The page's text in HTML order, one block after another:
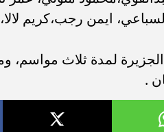
ايمن رجب،كريم
لمدة ثلاث مواسم،
.